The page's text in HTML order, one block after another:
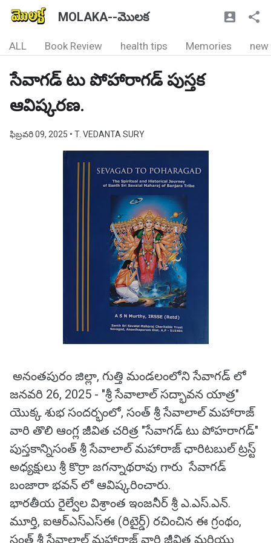
MOLAKA--మొలక
ALL Book Review health tips Memories new
సేవాగడ్ టు పోహారాగడ్ పుస్తక
ఆవిష్కరణ.
ఫిబ్రవరి 09, 2025 • T. VEDANTA SURY
అనంతపురం జిల్లా, గుత్తి మండలంలోని సేవాగడ్ లో
జనవరి 26, 2025 - "శ్రీ సేవాలాల్ సద్భావన యాత్ర"
యొక్క శుభ సందర్భంలో, సంత్ శ్రీ సేవాలాల్ మహారాజ్
వారి తొలి ఆంగ్ల జీవిత చరిత్ర "సేవాగడ్ టు పోహరాగడ్"
పుస్తకాన్నిసంత్ శ్రీ సేవాలాల్ మహారాజ్ ఛారిటబుల్ ట్రస్ట్
అధ్యక్షులు శ్రీ కొర్రా జగన్నాథరావు గారు సేవాగడ్
బంజారా భవన్ లో ఆవిష్కరించారు.
భారతీయ రైల్వేల విశ్రాంత ఇంజనీర్ శ్రీ ఎ.ఎస్.ఎన్.
మూర్తి, ఐఆర్ఎస్ఎస్ఈ (రిటైర్డ్) రచించిన ఈ గ్రంథం,
సంత్ శ్రీ సేవాలాల్ మహారాజ్ వారి జీవిత మరియు